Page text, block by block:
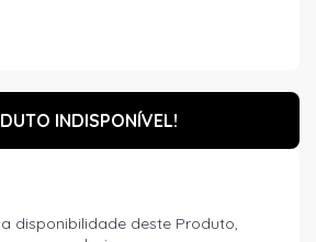
INDISPONÍVEL!
disponibilidade deste Produto,